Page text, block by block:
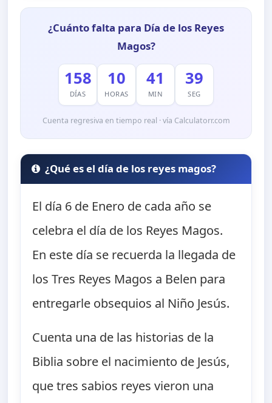
¿Cuánto falta para Día de los Reyes
Magos?
158
DÍAS
10
HORAS
41
MIN
38
SEG
Cuenta regresiva en tiempo real · vía Calculatorr.com
¿Qué es el día de los reyes magos?
El día 6 de Enero de cada año se
celebra el día de los Reyes Magos.
En este día se recuerda la llegada de
los Tres Reyes Magos a Belen para
entregarle obsequios al Niño Jesús.
Cuenta una de las historias de la
Biblia sobre el nacimiento de Jesús,
que tres sabios reyes vieron una